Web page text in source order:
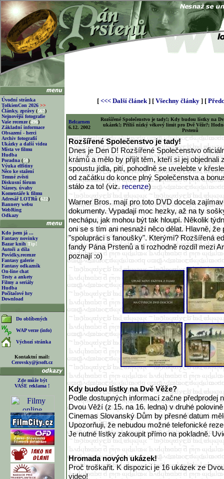
Úvodní stránka
TolkienCon 2026 >>
Články, zprávy (567)
Nejnovější fotografie
Vaše recenze (496)
Základní informace
Obsazení - herci
Archiv fotografií
Ukázky a další videa
Místa ve filmu
Hudba
Poradna (50)
Výuka elfštiny
Něco ke stažení
Temné zvěsti
Diskusní fórum
Názory, úvahy
Komentáře k filmu
Adresář LOTRů (622)
Bannery webu
WebRing
Odkazy
Kdo jsem já ...
Fantasy novinky
Bazar knih Tip!
Autoři a díla
Povídky,recenze
Fantasy galerie
Fantasy odkazník
On-line chat
Testy a ankety
Filmy a seriály
Hudba
Počítačové hry
Download
Do oblíbených
WAP verze (info)
Výchozí stránka
Kontaktní mail:
Cerovsky@jcsoft.cz
Zde může být
VAŠE reklama !
[ <<< Další článek] [ Všechny články ] [
Belcarnen
6.12. 2002
Rozšířené Společenstvo je tady!; Kdy budou lístky na
ukázek!; Příliš nízký věkový limit pro Dvě Věže?;
Prstenů
Rozšířené Společenstvo je tady!
Dnes je Den D! Rozšířené Společenstvo
krámů a mělo by přijít těm, kteří si jej objednali
spoustu jídla, pití, pohodlně se uvelebte v
od začátku do konce plný Společenstva a
stálo za to! (viz.recenze)
Warner Bros. mají pro toto DVD docela
dokumenty. Vypadají moc hezky, až na ty
nechápu, jak mohou být tak hloupí. Několik
oni se s tím ani nesnaží něco dělat. Hlavně, že
"spolupráci s fanoušky". Kterými? Rozšířená
fandy Pána Prstenů a ti rozhodně rozdíl mezi
poznají :o)
Kdy budou lístky na Dvě Věže?
Podle dostupných informací začne předprodej
Dvou Věží (z 15. na 16. ledna) v druhé
Cinemas Slovanský Dům by přesné datum
Upozorňuji, že nebudou možné telefonické
Je nutné lístky zakoupit přímo na pokladně.
Hromada nových ukázek!
Proč troškařit. K dispozici je 16 ukázek ze
video!